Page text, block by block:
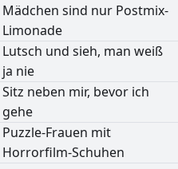
Mädchen sind nur Postmix-
Limonade
Lutsch und sieh, man weiß
ja nie
Sitz neben mir, bevor ich
gehe
Puzzle-Frauen mit
Horrorfilm-Schuhen